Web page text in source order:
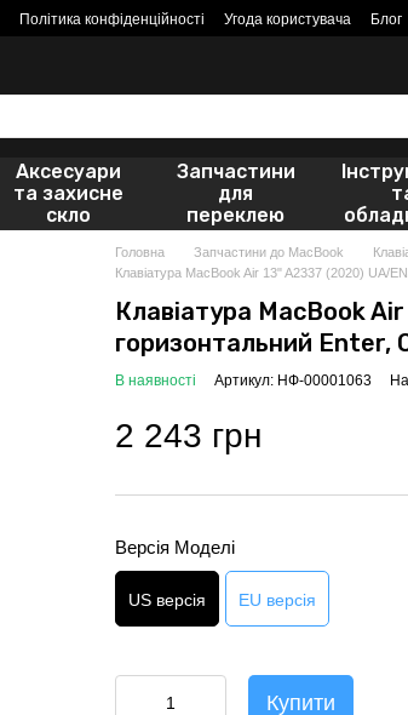
Політика конфіденційності Угода користувача Блог
Аксесуари
та захисне
скло
Запчастини
для
переклею
Головна Запчастини до MacBook
Клавіатура MacBook Air 13" A2337 (2020) UA/
Клавіатура MacBook
горизонтальний Enter,
В наявності Артикул: НФ-00001063
2 243 грн
Версія Моделі
US версія EU версія
Купити